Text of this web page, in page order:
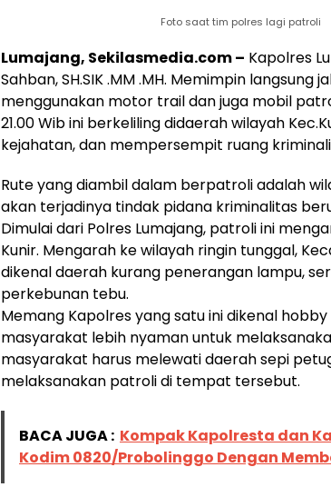
Foto saat tim polres lagi patroli
Lumajang, Sekilasmedia.com – Kapolres
Sahban, SH.SIK .MM .MH. Memimpin
menggunakan motor trail dan juga mobil
21.00 Wib ini berkeliling didaerah wilayah
kejahatan, dan mempersempit ruang
Rute yang diambil dalam berpatroli adalah
akan terjadinya tindak pidana kriminalitas
Dimulai dari Polres Lumajang, patroli ini
Kunir. Mengarah ke wilayah ringin tunggal,
dikenal daerah kurang penerangan lampu,
perkebunan tebu.
Memang Kapolres yang satu ini dikenal
masyarakat lebih nyaman untuk
masyarakat harus melewati daerah sepi
melaksanakan patroli di tempat tersebut.
BACA JUGA : Kompak Kapolresta dan
Kodim 0820/Probolinggo Dengan